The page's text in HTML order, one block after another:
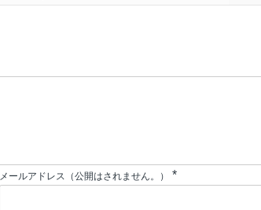
メールアドレス（公開はされません。） *